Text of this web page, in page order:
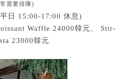
需要排隊)
日 15:00-17:00 休息)
Waffle 24000韓元、 Stir-
23000韓元